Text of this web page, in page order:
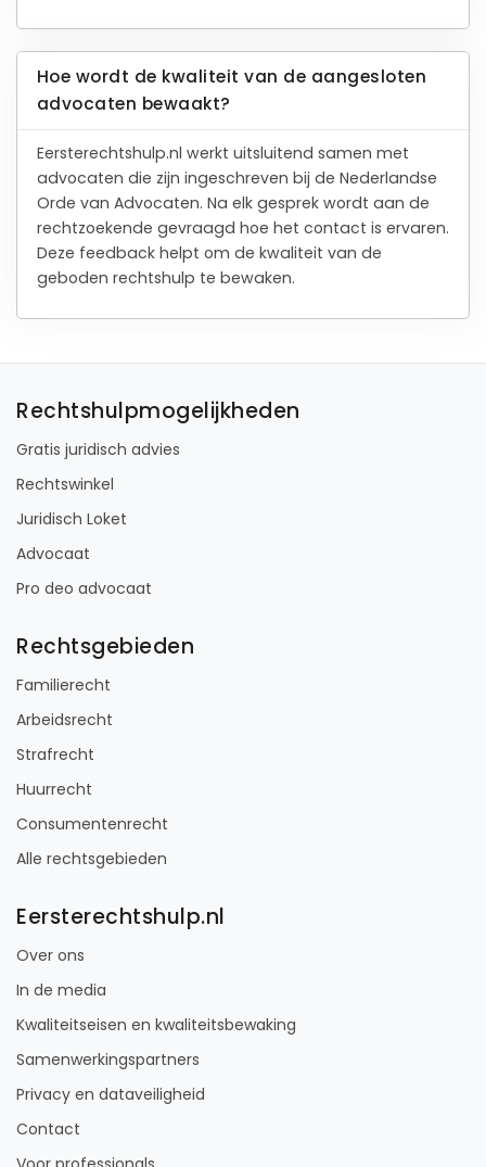
Hoe wordt de kwaliteit van de aangesloten
advocaten bewaakt?
Eersterechtshulp.nl werkt uitsluitend samen met
advocaten die zijn ingeschreven bij de Nederlandse
Orde van Advocaten. Na elk gesprek wordt aan de
rechtzoekende gevraagd hoe het contact is ervaren.
Deze feedback helpt om de kwaliteit van de
geboden rechtshulp te bewaken.
Rechtshulpmogelijkheden
Gratis juridisch advies
Rechtswinkel
Juridisch Loket
Advocaat
Pro deo advocaat
Rechtsgebieden
Familierecht
Arbeidsrecht
Strafrecht
Huurrecht
Consumentenrecht
Alle rechtsgebieden
Eersterechtshulp.nl
Over ons
In de media
Kwaliteitseisen en kwaliteitsbewaking
Samenwerkingspartners
Privacy en dataveiligheid
Contact